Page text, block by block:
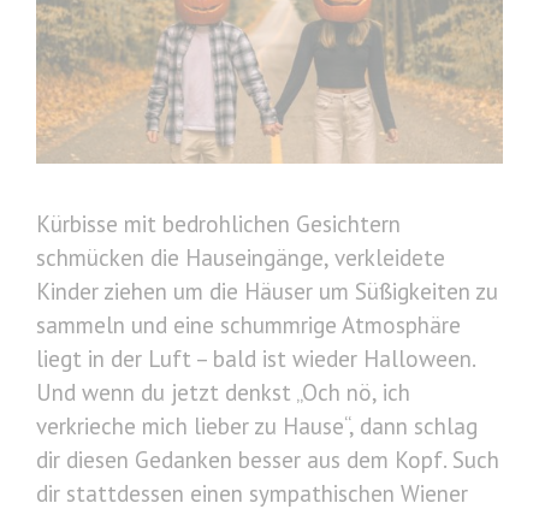
Kürbisse mit bedrohlichen Gesichtern
schmücken die Hauseingänge, verkleidete
Kinder ziehen um die Häuser um Süßigkeiten zu
sammeln und eine schummrige Atmosphäre
liegt in der Luft – bald ist wieder Halloween.
Und wenn du jetzt denkst „Och nö, ich
verkrieche mich lieber zu Hause“, dann schlag
dir diesen Gedanken besser aus dem Kopf. Such
dir stattdessen einen sympathischen Wiener